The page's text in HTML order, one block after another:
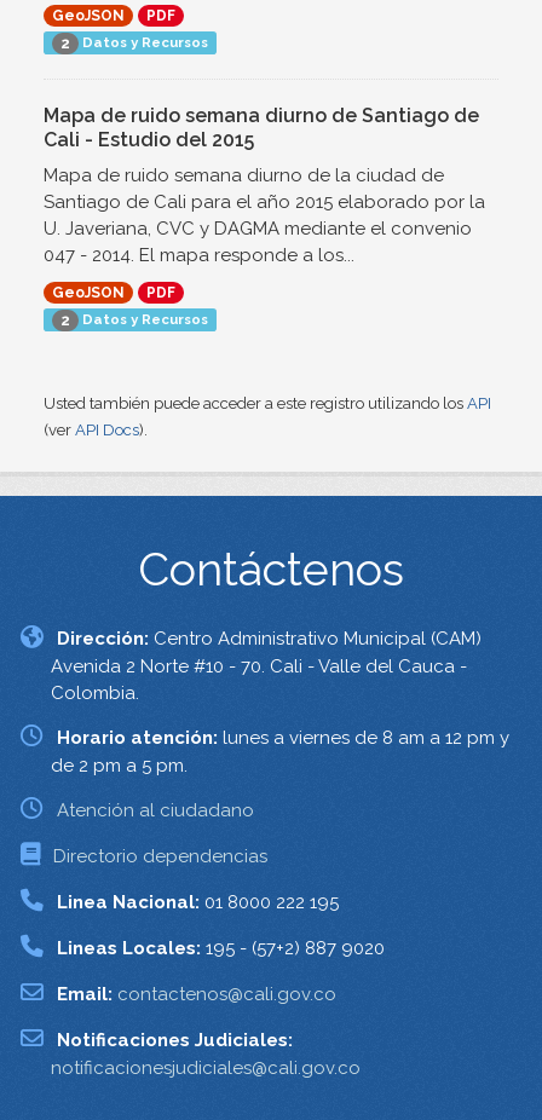
GeoJSON
PDF
2 Datos y Recursos
Mapa de ruido semana diurno de Santiago de
Cali - Estudio del 2015
Mapa de ruido semana diurno de la ciudad de
Santiago de Cali para el año 2015 elaborado por la
U. Javeriana, CVC y DAGMA mediante el convenio
047 - 2014. El mapa responde a los...
GeoJSON
PDF
2 Datos y Recursos
Usted también puede acceder a este registro utilizando los API
(ver API Docs).
Contáctenos
Dirección: Centro Administrativo Municipal (CAM)
Avenida 2 Norte #10 - 70. Cali - Valle del Cauca -
Colombia.
Horario atención: lunes a viernes de 8 am a 12 pm y
de 2 pm a 5 pm.
Atención al ciudadano
Directorio dependencias
Linea Nacional: 01 8000 222 195
Lineas Locales: 195 - (57+2) 887 9020
Email: contactenos@cali.gov.co
Notificaciones Judiciales:
notificacionesjudiciales@cali.gov.co